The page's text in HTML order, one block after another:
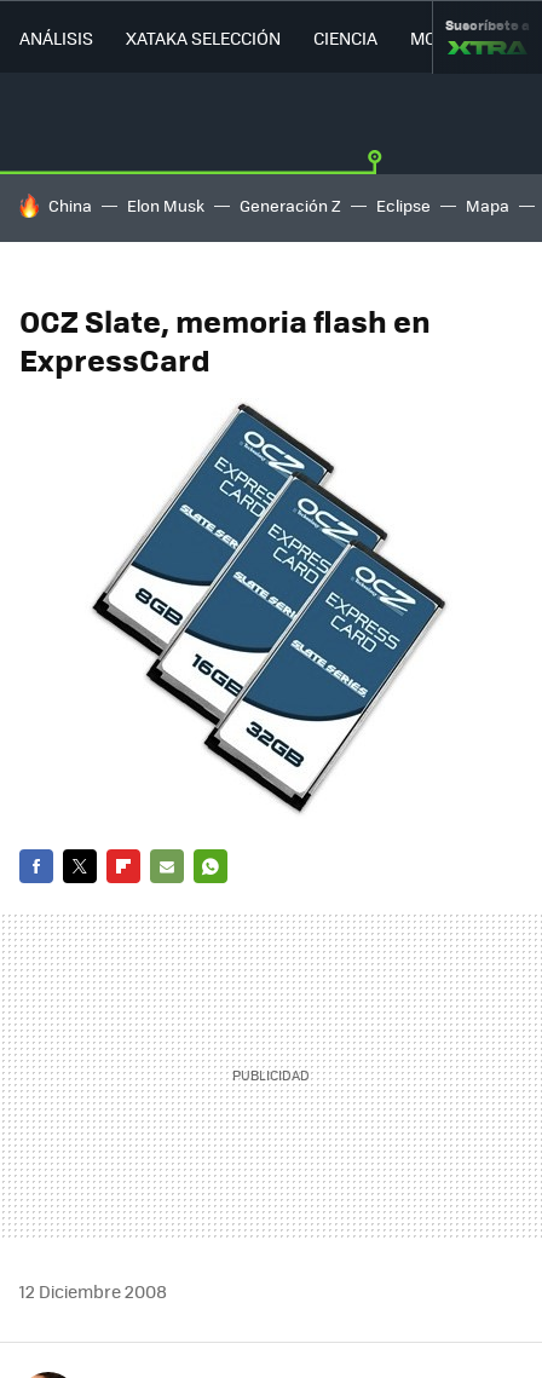
ANÁLISIS XATAKA SELECCIÓN CIENCIA MOVILIDAD
Suscríbete a
HOY SE HABLA DE
China Elon Musk Generación Z Eclipse Mapa
OCZ Slate, memoria flash en
ExpressCard
MAIL
12 Diciembre 2008